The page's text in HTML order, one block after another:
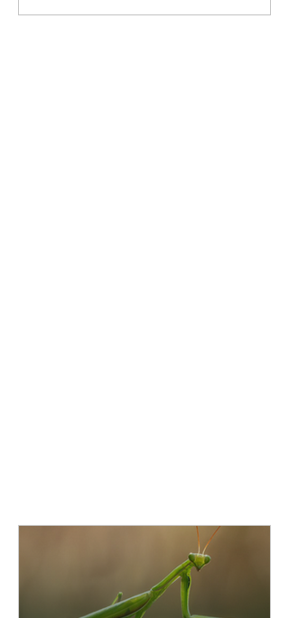
cada palavra e em cada sentimento.